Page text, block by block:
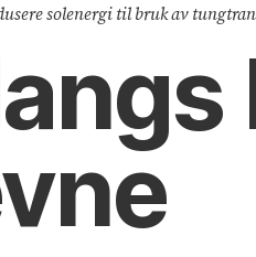
solenergi til bruk av